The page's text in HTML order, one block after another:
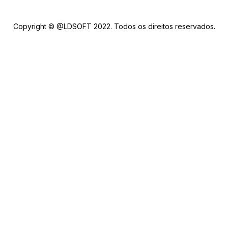
Copyright © @LDSOFT 2022. Todos os direitos reservados.